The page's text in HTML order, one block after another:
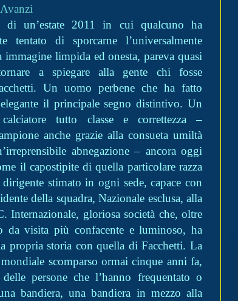
di un’estate 2011 in cui qualcuno ha
tentato di sporcarne l’universalmente
immagine limpida ed onesta, pareva quasi
a spiegare alla gente chi fosse
Un uomo perbene che ha fatto
il principale segno distintivo. Un
calciatore tutto classe e correttezza –
anche grazie alla consueta umiltà
abnegazione – ancora oggi
il capostipite di quella particolare razza
stimato in ogni sede, capace con
della squadra, Nazionale esclusa, alla
Internazionale, gloriosa società che, oltre
visita più confacente e luminoso, ha
propria storia con quella di Facchetti. La
scomparso ormai cinque anni fa,
persone che l’hanno frequentato o
bandiera, una bandiera in mezzo alla